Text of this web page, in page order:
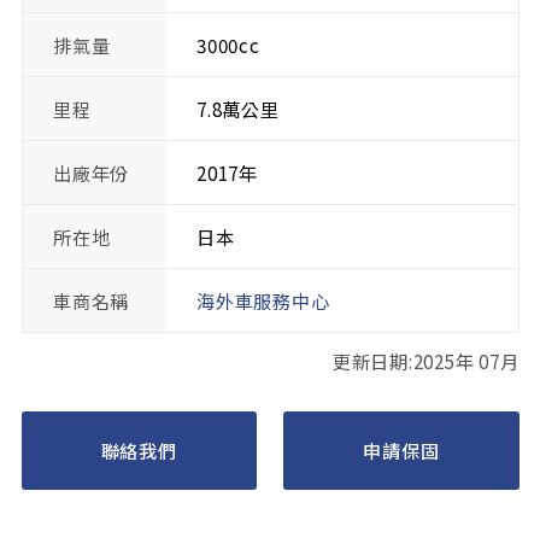
排氣量 3000cc
里程 7.8萬公里
出廠年份 2017年
所在地 日本
車商名稱 海外車服務中心
更新日期:2025年 07月
聯絡我們 申請保固